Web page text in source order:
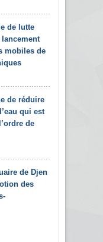
de lutte
mobiles de
de réduire
qui est
de
de Djen
des